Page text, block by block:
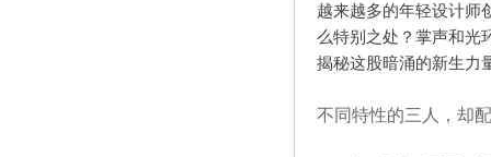
越来越多的年轻设计师
么特别之处？掌声和光
揭秘这股暗涌的新生力
不同特性的三人，却